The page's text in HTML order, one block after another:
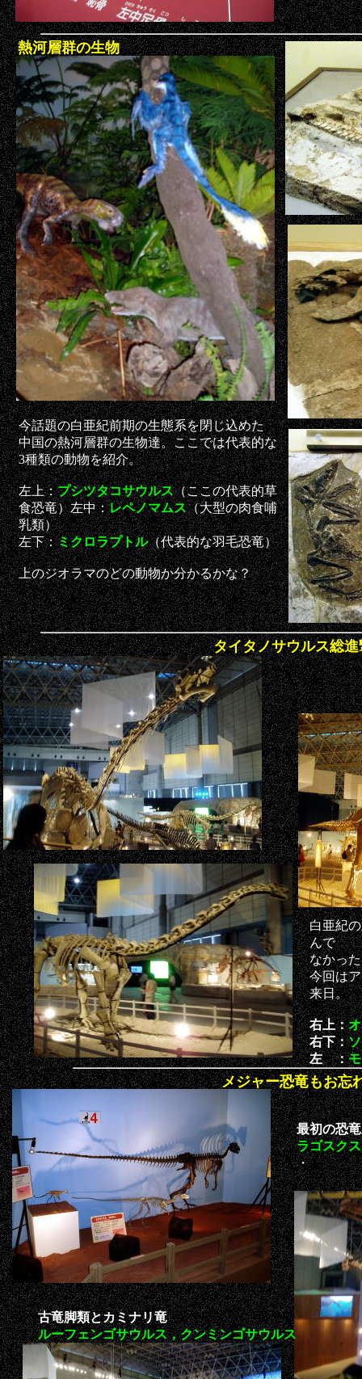
熱河層群の生物
今話題の白亜紀前期の生態系を閉じ込めた
中国の熱河層群の生物達。ここでは代表的な
3種類の動物を紹介。
左上：プシツタコサウルス（ここの代表的草
食恐竜）左中：レペノマムス（大型の肉食哺
乳類）
左下：ミクロラプトル（代表的な羽毛恐竜）
上のジオラマのどの動物か分かるかな？
タイタノサウルス総進
白亜紀
んで
なかっ
今回は
来日。
右上：
右下：
左 ：
メジャー恐竜もお忘
最初の恐
ラゴスク
・
古竜脚類とカミナリ竜
ルーフェンゴサウルス，クンミンゴサウルス
・